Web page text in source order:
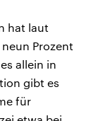
hat laut
Prozent
allein in
gibt es
für